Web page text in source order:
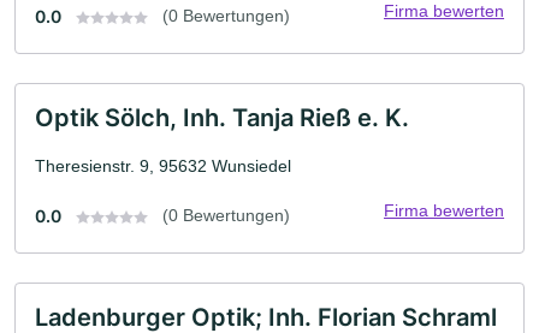
0.0 (0 Bewertungen) Firma bewerten
Optik Sölch, Inh. Tanja Rieß e. K.
Theresienstr. 9, 95632 Wunsiedel
0.0 (0 Bewertungen) Firma bewerten
Ladenburger Optik; Inh. Florian Schraml